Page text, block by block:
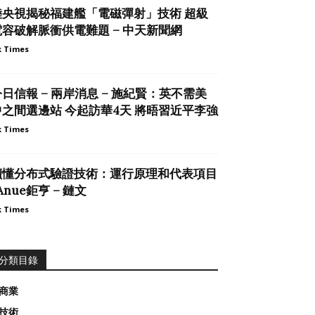
央視揭秘福建艦「電磁彈射」技術 超級
容破解脈衝供電難題 – 中天新聞網
Times
信報 – 兩岸消息 – 施紀賢：英不需美
之間選邊站 今起訪華4天 將晤習近平李強
Times
分布式驗證技術：運行原理和代表項目
鉅亨 – 鏈文
Times
類目錄
業
術